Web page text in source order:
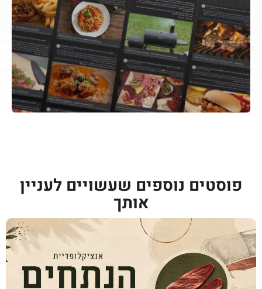
פוסטים נוספים שעשויים לעניין
אותך